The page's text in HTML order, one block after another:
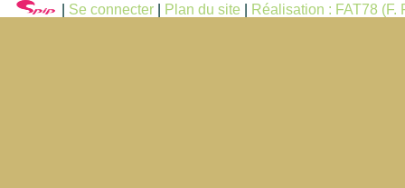
Se connecter| Plan du site Réalisation : FAT78 (F.